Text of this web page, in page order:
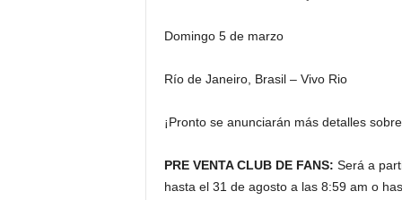
Domingo 5 de marzo
Río de Janeiro, Brasil – Vivo Rio
¡Pronto se anunciarán más detalles
PRE VENTA CLUB DE FANS: Será a
hasta el 31 de agosto a las 8:59 am o